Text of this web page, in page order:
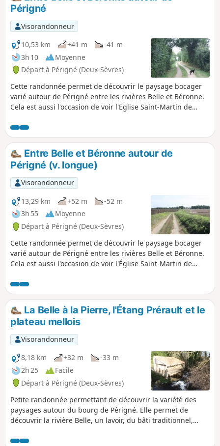
Périgné
Visorandonneur
10,53 km
+41 m
-41 m
3h 10
Moyenne
Départ à Périgné (Deux-Sèvres)
Cette randonnée permet de découvrir le paysage bocager
varié autour de Périgné entre les rivières Belle et Béronne.
Cela est aussi l'occasion de voir l'Eglise Saint-Martin de
Grésolle, la vallée de la Belle, l'Etang Prérault, les châteaux
de la Guittonnière et de la Grésolle. Le circuit se parcourt
principalement sur des chemins d'exploitation avec
quelques liaisons par des routes peu fréquentées.
Entre Belle et Béronne autour de
Périgné (v. longue)
Visorandonneur
13,29 km
+52 m
-52 m
3h 55
Moyenne
Départ à Périgné (Deux-Sèvres)
Cette randonnée permet de découvrir le paysage bocager
varié autour de Périgné entre les rivières Belle et Béronne.
Cela est aussi l'occasion de voir l'Église Saint-Martin de
Grésolle, la vallée de la Belle, l'Étang Prérault, les châteaux
de la Guittonnière et de la Grézolle. Le circuit s'effectue
principalement sur des chemins d'exploitation avec
quelques liaisons par des routes peu fréquentées.
La Belle à la Pierre, l'Étang Prérault et le
plateau mellois
Visorandonneur
8,18 km
+32 m
-33 m
2h 25
Facile
Départ à Périgné (Deux-Sèvres)
Petite randonnée permettant de découvrir la variété des
paysages autour du bourg de Périgné. Elle permet de
découvrir la rivière Belle, un lavoir, du bâti traditionnel,
Périgné, un vestige du Château de la Forge.